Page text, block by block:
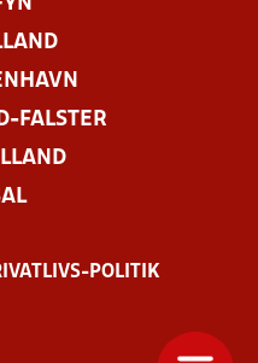
FALSTER
POLITIK